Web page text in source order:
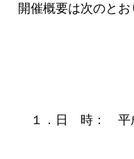
開催概要は次のとお
１．日 時： 平成